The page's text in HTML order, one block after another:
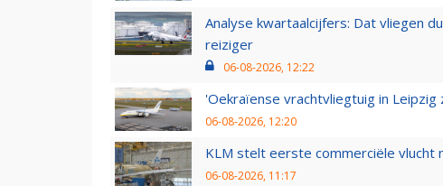
Analyse kwartaalcijfers: Dat vliegen
reiziger
06-08-2026, 12:22
'Oekraïense vrachtvliegtuig in
06-08-2026, 12:20
KLM stelt eerste commerciële vlucht
06-08-2026, 11:17